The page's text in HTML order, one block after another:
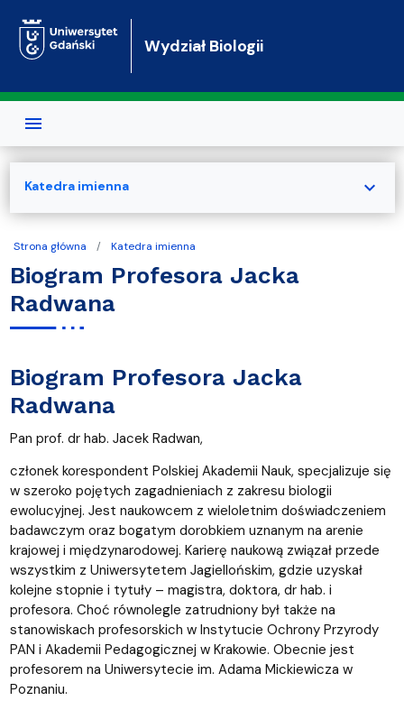
Wydział Biologii
Strona główna Katedra imienna
Biogram Profesora Jacka
Radwana
Biogram Profesora Jacka
Radwana
Pan prof. dr hab. Jacek Radwan,
członek korespondent Polskiej Akademii Nauk, specjalizuje się
w szeroko pojętych zagadnieniach z zakresu biologii
ewolucyjnej. Jest naukowcem z wieloletnim doświadczeniem
badawczym oraz bogatym dorobkiem uznanym na arenie
krajowej i międzynarodowej. Karierę naukową związał przede
wszystkim z Uniwersytetem Jagiellońskim, gdzie uzyskał
kolejne stopnie i tytuły – magistra, doktora, dr hab. i
profesora. Choć równolegle zatrudniony był także na
stanowiskach profesorskich w Instytucie Ochrony Przyrody
PAN i Akademii Pedagogicznej w Krakowie. Obecnie jest
profesorem na Uniwersytecie im. Adama Mickiewicza w
Poznaniu.
Katedra imienna expand_more